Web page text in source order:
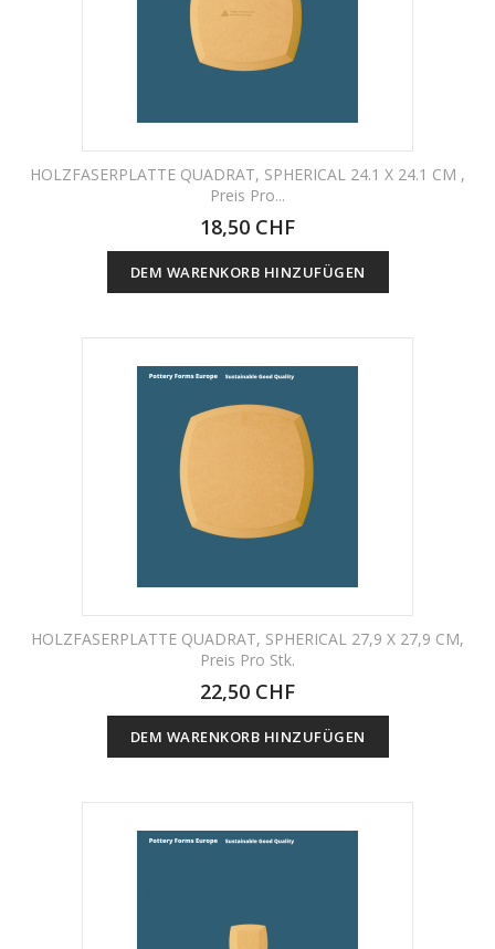
HOLZFASERPLATTE QUADRAT, SPHERICAL 24.1 X 24.1 CM ,
Preis Pro...
18,50 CHF
DEM WARENKORB HINZUFÜGEN
HOLZFASERPLATTE QUADRAT, SPHERICAL 27,9 X 27,9 CM,
Preis Pro Stk.
22,50 CHF
DEM WARENKORB HINZUFÜGEN